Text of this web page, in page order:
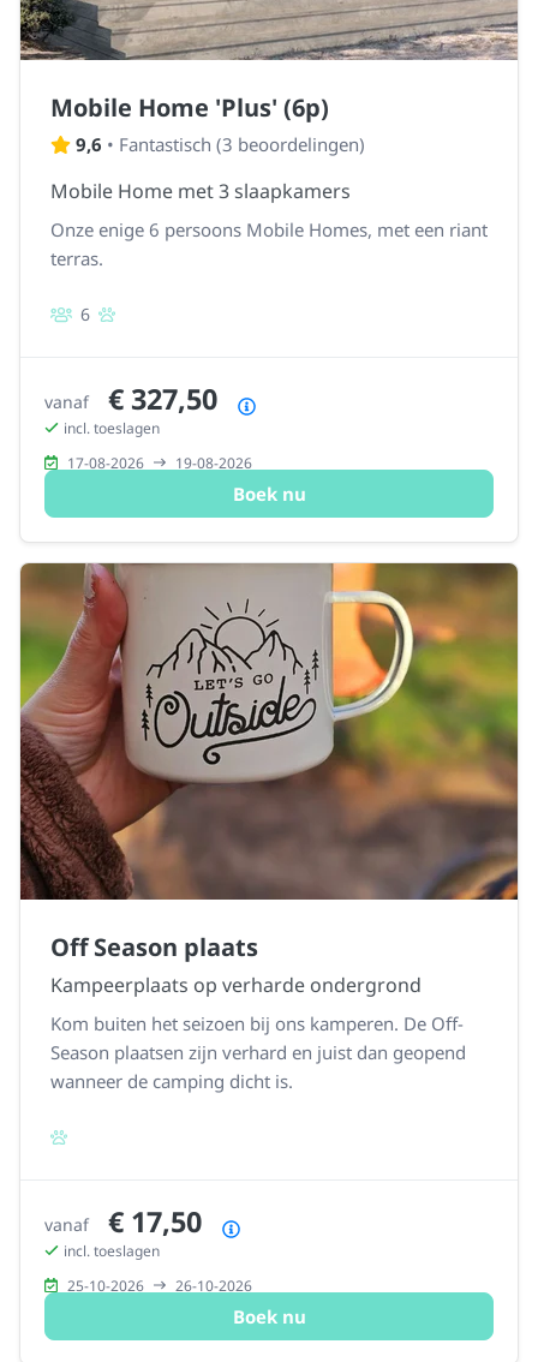
Mobile Home 'Plus' (6p)
9,6 • Fantastisch (3 beoordelingen)
Mobile Home met 3 slaapkamers
Onze enige 6 persoons Mobile Homes, met een riant
terras.
6
vanaf € 327,50
incl. toeslagen
17-08-2026
19-08-2026
Boek nu
Off Season plaats
Kampeerplaats op verharde ondergrond
Kom buiten het seizoen bij ons kamperen. De Off-
Season plaatsen zijn verhard en juist dan geopend
wanneer de camping dicht is.
vanaf € 17,50
incl. toeslagen
25-10-2026
26-10-2026
Boek nu